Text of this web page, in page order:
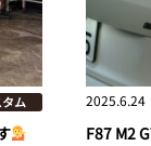
ム 2025.6.24
F87 M2